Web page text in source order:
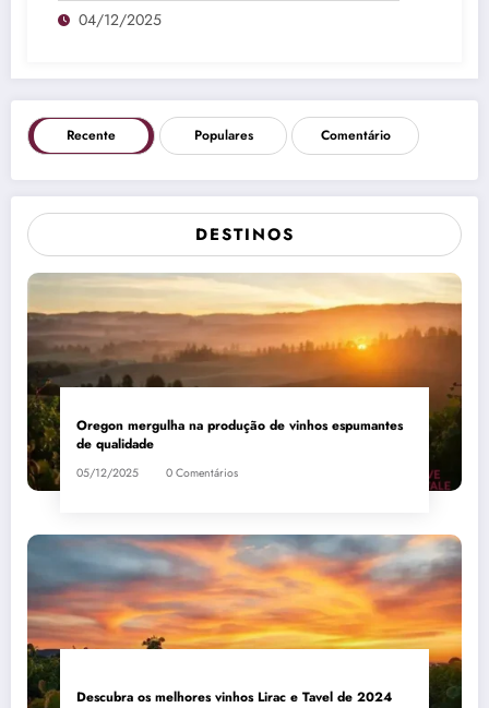
04/12/2025
Recente Populares Comentário
DESTINOS
Oregon mergulha na produção de vinhos espumantes
de qualidade
05/12/2025 0 Comentários
Descubra os melhores vinhos Lirac e Tavel de 2024